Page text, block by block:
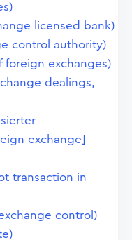
licensed bank)
control authority)
foreign exchanges)
dealings,
exchange]
transaction in
control)